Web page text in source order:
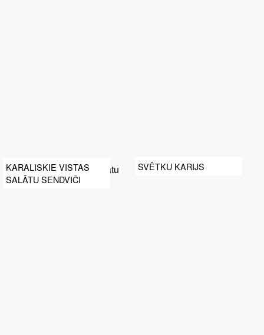
KARALISKIE VISTAS
SALĀTU SENDVIČI
SVĒTKU KARIJS